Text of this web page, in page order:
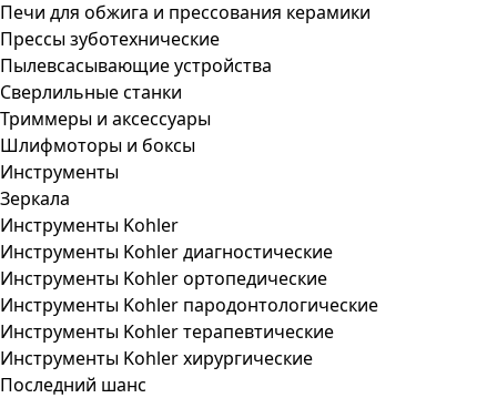
Печи для обжига и прессования керамики
Прессы зуботехнические
Пылевсасывающие устройства
Сверлильные станки
Триммеры и аксессуары
Шлифмоторы и боксы
Инструменты
Зеркала
Инструменты Kohler
Инструменты Kohler диагностические
Инструменты Kohler ортопедические
Инструменты Kohler пародонтологические
Инструменты Kohler терапевтические
Инструменты Kohler хирургические
Последний шанс